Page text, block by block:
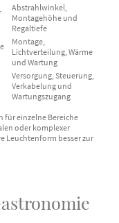
Abstrahlwinkel,
Montagehöhe und
Regaltiefe
Montage,
Lichtverteilung, Wärme
und Wartung
Versorgung, Steuerung,
Verkabelung und
Wartungszugang
für einzelne Bereiche
oder komplexer
Leuchtenform besser zur